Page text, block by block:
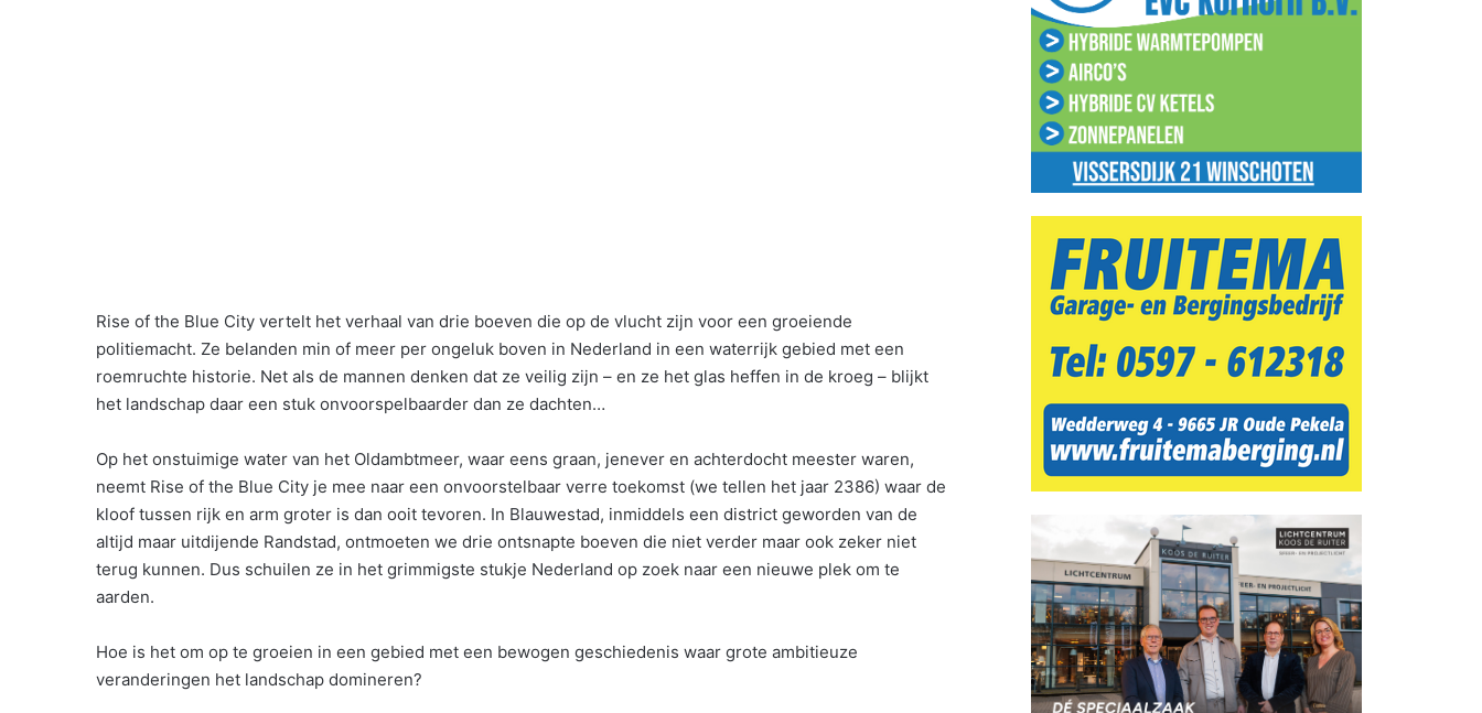
Rise of the Blue City vertelt het verhaal van drie boeven die op de vlucht zijn voor een groeiende
politiemacht. Ze belanden min of meer per ongeluk boven in Nederland in een waterrijk gebied met een
roemruchte historie. Net als de mannen denken dat ze veilig zijn – en ze het glas heffen in de kroeg – blijkt
het landschap daar een stuk onvoorspelbaarder dan ze dachten…
Op het onstuimige water van het Oldambtmeer, waar eens graan, jenever en achterdocht meester waren,
neemt Rise of the Blue City je mee naar een onvoorstelbaar verre toekomst (we tellen het jaar 2386) waar de
kloof tussen rijk en arm groter is dan ooit tevoren. In Blauwestad, inmiddels een district geworden van de
altijd maar uitdijende Randstad, ontmoeten we drie ontsnapte boeven die niet verder maar ook zeker niet
terug kunnen. Dus schuilen ze in het grimmigste stukje Nederland op zoek naar een nieuwe plek om te
aarden.
Hoe is het om op te groeien in een gebied met een bewogen geschiedenis waar grote ambitieuze
veranderingen het landschap domineren?